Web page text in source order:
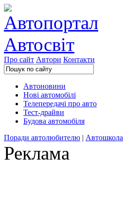
Про сайт Автори Контакти
Автоновини
Нові автомобілі
Телепередачі про авто
Тест-драйви
Будова автомобіля
Поради автолюбителю | Автошкола
Реклама